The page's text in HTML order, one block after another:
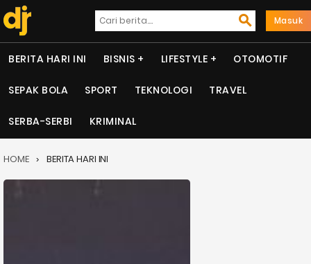
Masuk
BERITA HARI INI BISNIS LIFESTYLE OTOMOTIF
SEPAK BOLA SPORT TEKNOLOGI TRAVEL
SERBA-SERBI KRIMINAL
HOME BERITA HARI INI